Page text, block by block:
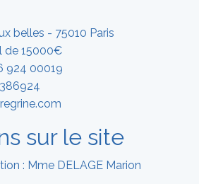
belles - 75010 Paris
de 15000€
924 00019
sur le site
: Mme DELAGE Marion